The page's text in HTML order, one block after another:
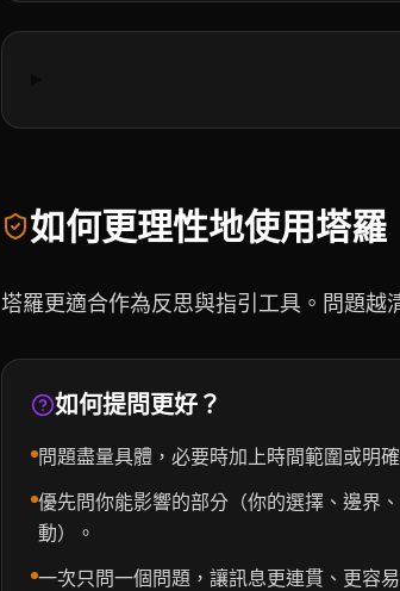
如何更理性地使用塔羅
塔羅更適合作為反思與指引工具。問題越
如何提問更好？
問題盡量具體，必要時加上時間範圍或明
優先問你能影響的部分（你的選擇、邊界
動）。
一次只問一個問題，讓訊息更連貫、更容易